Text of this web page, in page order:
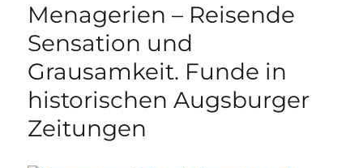
Menagerien – Reisende
Sensation und
Grausamkeit. Funde in
historischen Augsburger
Zeitungen